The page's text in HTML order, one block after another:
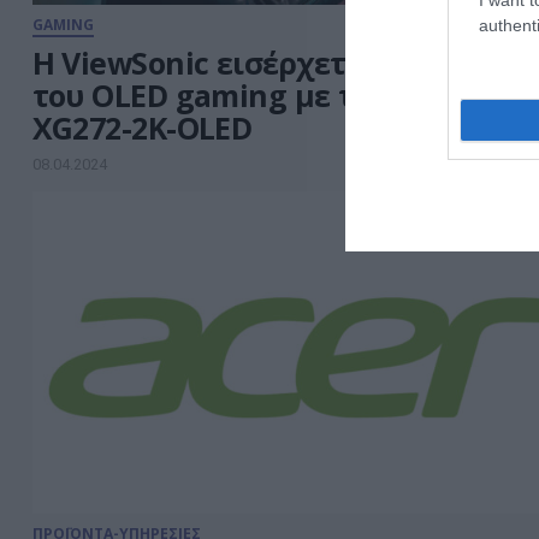
GAMING
Η ViewSonic εισέρχεται στον κόσμο
του OLED gaming με το monitor
XG272-2K-OLED
08.04.2024
ΠΡΟΪΟΝΤΑ-ΥΠΗΡΕΣΙΕΣ